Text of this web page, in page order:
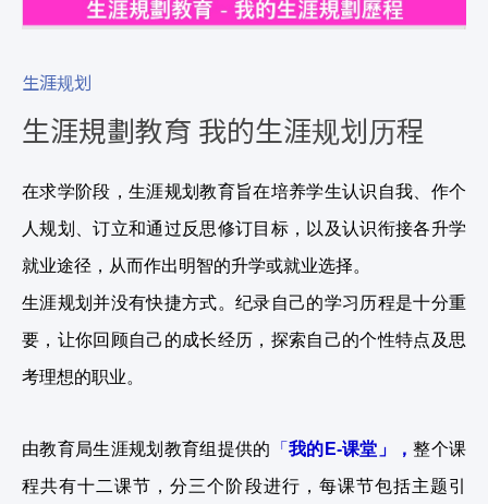
生涯规划
生涯規劃教育 我的生涯规划历程
在求学阶段，生涯规划教育旨在培养学生认识自我、作个
人规划、订立和通过反思修订目标，以及认识衔接各升学
就业途径，从而作出明智的升学或就业选择。
生涯规划并没有快捷方式。纪录自己的学习历程是十分重
要，让你回顾自己的成长经历，探索自己的个性特点及思
考理想的职业。
由教育局生涯规划教育组提供的 「我的 E-课堂」，整个课
程共有十二课节，分三个阶段进行，每课节包括主题引